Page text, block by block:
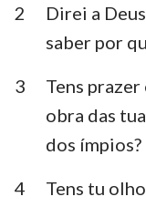
Isaías
Daniel
Joel
Obadias
2
Direi a
saber por
3
Tens
obra das
dos ímpios?
4
Tens tu